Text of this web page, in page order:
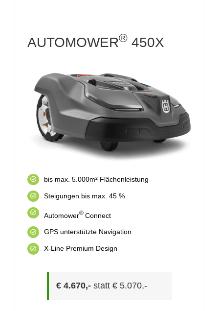
AUTOMOWER® 450X
bis max. 5.000m² Flächenleistung
Steigungen bis max. 45 %
Automower® Connect
GPS unterstützte Navigation
X-Line Premium Design
€ 4.670,- statt € 5.070,-